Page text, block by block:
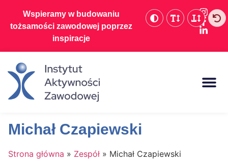
Wspieramy w budowaniu
tożsamości zawodowej poprzez
inspiracje
Michał Czapiewski
Strona główna » Zespół » Michał Czapiewski